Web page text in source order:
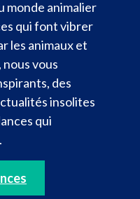
monde animalier
qui font vibrer
les animaux et
vous
des
insolites
qui